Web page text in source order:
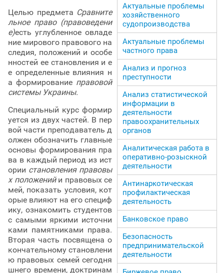
Целью предмета Сравните
льное право (правоведени
е)есть углубленное овладе
ние мирового правового на
следия, положений и особе
нностей ее становления и е
е определенные влияния н
а формирование правовой
системы Украины.
Специальный курс формир
уется из двух частей. В пер
вой части преподаватель д
олжен обозначить главные
основы формирования пра
ва в каждый период из ист
ории становления правовы
х положенийи правовых се
мей, показать условия, кот
орые влияют на его специф
ику, ознакомить студентов
с самыми яркими источни
ками памятниками права.
Вторая часть посвящена о
кончательному становлени
ю правовых семей сегодня
шнего времени, доктринам
Актуальные проблемы
хозяйственного
судопроизводства
Актуальные проблемы
частного права
Анализ и прогноз
преступности
Анализ статистической
информации в
деятельности
правоохранительных
органов
Аналитическая работа в
оперативно-розыскной
деятельности
Антинаркотическая
профилактическая
деятельность
Банковское право
Безопасность
предпринимательской
деятельности